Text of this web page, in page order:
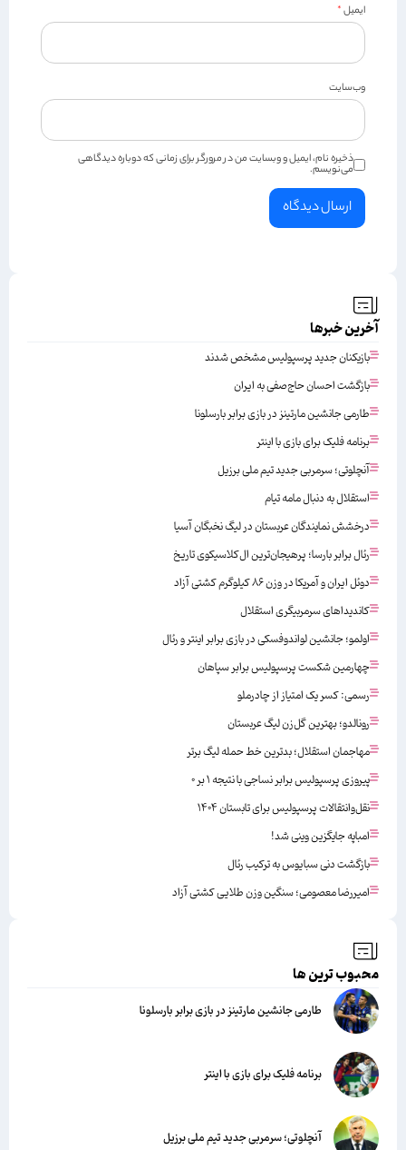
ایمیل*
وب‌سایت
ذخیره نام، ایمیل و وبسایت من در مرورگر برای زمانی که دوباره دیدگاهی
می‌نویسم.
آخرین خبرها
بازیکنان جدید پرسپولیس مشخص شدند
بازگشت احسان حاج‌صفی به ایران
طارمی جانشین مارتینز در بازی برابر بارسلونا
برنامه فلیک برای بازی با اینتر
آنچلوتی؛ سرمربی جدید تیم ملی برزیل
استقلال به دنبال مامه تیام
درخشش نمایندگان عربستان در لیگ نخبگان آسیا
رئال برابر بارسا؛ پرهیجان‌‌ترین ال‌کلاسیکوی تاریخ
دوئل ایران و آمریکا در وزن ۸۶ کیلوگرم کشتی آزاد
کاندیداهای سرمربیگری استقلال
اولمو؛ جانشین لواندوفسکی در بازی برابر اینتر و رئال
چهارمین شکست پرسپولیس برابر سپاهان
رسمی: کسر یک امتیاز از چادرملو
رونالدو؛ بهترین گل‌زن لیگ عربستان
مهاجمان استقلال؛ بدترین خط حمله لیگ برتر
پیروزی پرسپولیس برابر نساجی با نتیجه ۱ بر ۰
نقل‌وانتقالات پرسپولیس برای تابستان ۱۴۰۴
امباپه جایگزین وینی شد!
بازگشت دنی سبایوس به ترکیب رئال
امیررضا معصومی؛ سنگین وزن طلایی کشتی آزاد
محبوب ترین ها
طارمی جانشین مارتینز در بازی برابر بارسلونا
برنامه فلیک برای بازی با اینتر
آنچلوتی؛ سرمربی جدید تیم ملی برزیل